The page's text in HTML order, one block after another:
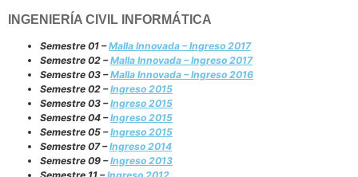
INGENIERÍA CIVIL INFORMÁTICA
Semestre 01 –Malla Innovada – Ingreso 2017
Semestre 02 –Malla Innovada – Ingreso 2017
Semestre 03 –Malla Innovada – Ingreso 2016
Semestre 02 –Ingreso 2015
Semestre 03 –Ingreso 2015
Semestre 04 –Ingreso 2015
Semestre 05 –Ingreso 2015
Semestre 07 –Ingreso 2014
Semestre 09 –Ingreso 2013